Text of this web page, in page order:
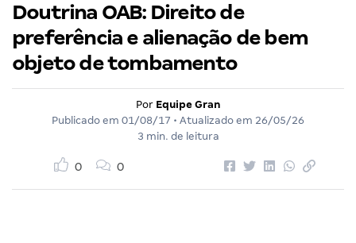
Doutrina OAB: Direito de
preferência e alienação de bem
objeto de tombamento
Por Equipe Gran
Publicado em 01/08/17 • Atualizado em 26/05/26
3 min. de leitura
0 0